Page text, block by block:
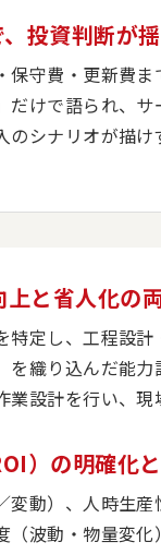
投資判断が
保守費・更新費
だけで語られ、
のシナリオが描
と省人化の
特定し、工程設
を織り込んだ能
業設計を行い、
）の明確化
変動）、人時生
（波動・物量変